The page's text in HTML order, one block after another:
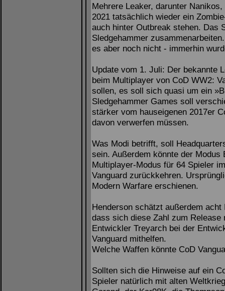
Mehrere Leaker, darunter
2021 tatsächlich wieder ein
auch hinter Outbreak stehen. Das
Sledgehammer
es aber noch nicht - immerhin
Update vom 1. Juli: Der bekannte
beim Multiplayer von CoD WW2:
sollen, es soll sich quasi um ein
Sledgehammer Games soll
stärker vom hauseigenen 2017er
davon verwerfen müssen.
Was Modi betrifft, soll
sein. Außerdem könnte der
Multiplayer-Modus für 64 Spieler
Vanguard zurückkehren.
Modern Warfare erschienen.
Henderson schätzt außerdem
dass sich diese Zahl zum
Entwickler Treyarch bei der
Vanguard mithelfen.
Welche Waffen könnte CoD
Sollten sich die Hinweise auf ein
Spieler natürlich mit alten